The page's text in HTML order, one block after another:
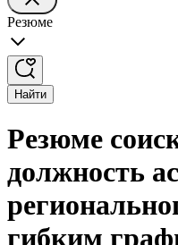
Резюме
Найти
Резюме
должность
гибким